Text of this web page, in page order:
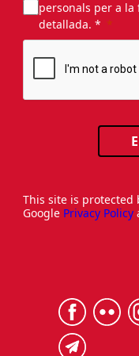
personals per a
detallada. *
This site is protected
Google Privacy Policy